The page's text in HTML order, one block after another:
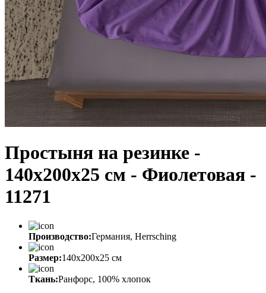
Простыня на резинке -
140x200x25 cм - Фиолетовая -
11271
Производство:Германия, Herrsching
Размер:140x200x25 cм
Ткань:Ранфорс, 100% хлопок